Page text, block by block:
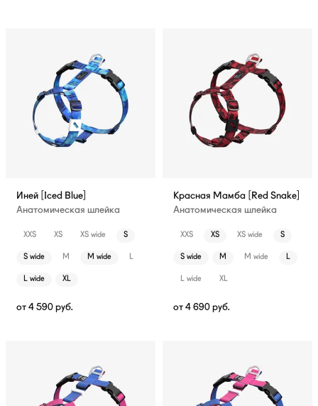
Иней [Iced Blue]
Анатомическая шлейка
XXS XS XS wide S
S wide M M wide L
L wide XL
от 4 590 руб.
Красная Мамба [Red Snake]
Анатомическая шлейка
XXS XS XS wide S
S wide M M wide L
L wide XL
от 4 690 руб.